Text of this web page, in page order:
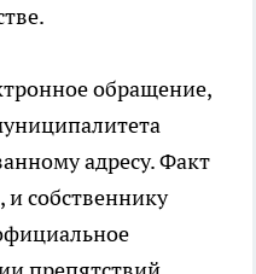
обращение,
адресу. Факт
собственнику